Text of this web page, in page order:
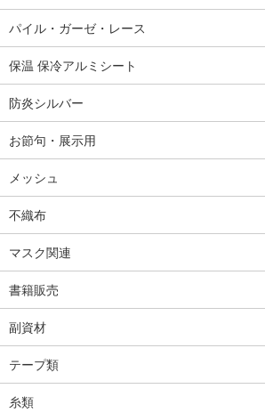
パイル・ガーゼ・レース
保温 保冷アルミシート
防炎シルバー
お節句・展示用
メッシュ
不織布
マスク関連
書籍販売
副資材
テープ類
糸類